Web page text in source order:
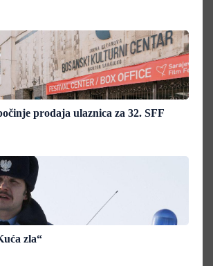
prodaja ulaznica za 32. SFF
zla“